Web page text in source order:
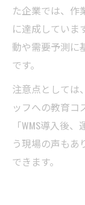
た企業では、作
に達成していま
動や需要予測に
です。
注意点としては
ッフへの教育コ
「WMS導入後
う現場の声もあ
できます。